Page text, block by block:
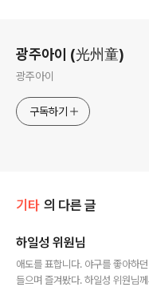
광주아이 (光州童)
광주아이
구독하기
기타 의 다른 글
하일성 위원님
애도를 표합니다. 야구를 좋아하
들으며 즐겨봤다. 하일성 위원님